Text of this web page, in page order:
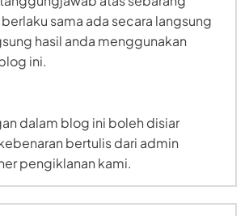
sama ada secara langsung
hasil anda menggunakan
ini.
dalam blog ini boleh disiar
bertulis dari admin
pengiklanan kami.